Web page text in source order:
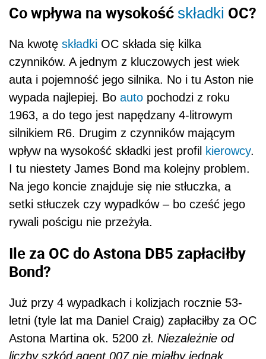
Co wpływa na wysokość składki OC?
Na kwotę składki OC składa się kilka
czynników. A jednym z kluczowych jest wiek
auta i pojemność jego silnika. No i tu Aston nie
wypada najlepiej. Bo auto pochodzi z roku
1963, a do tego jest napędzany 4-litrowym
silnikiem R6. Drugim z czynników mającym
wpływ na wysokość składki jest profil kierowcy.
I tu niestety James Bond ma kolejny problem.
Na jego koncie znajduje się nie stłuczka, a
setki stłuczek czy wypadków – bo cześć jego
rywali pościgu nie przeżyła.
Ile za OC do Astona DB5 zapłaciłby
Bond?
Już przy 4 wypadkach i kolizjach rocznie 53-
letni (tyle lat ma Daniel Craig) zapłaciłby za OC
Astona Martina ok. 5200 zł. Niezależnie od
liczby szkód agent 007 nie miałby jednak